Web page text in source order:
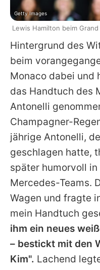
Hintergrund des
beim
Monaco dabei und
das Handtuch des
Antonelli
Champagner-
jährige Antonelli,
geschlagen hatte,
später humorvoll
Mercedes-Teams.
Wagen und fragte
mein Handtuch
ihm ein neues
– bestickt mit den
Kim". Lachend
Getty Images
Lewis Hamilton beim